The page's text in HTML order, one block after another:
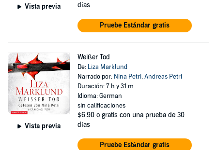
Vista previa
días
Pruebe Estándar gratis
Vista previa
Weißer Tod
De: Liza Marklund
Narrado por: Nina Petri,Andreas Petri
Duración: 7 h y 31 m
Idioma: German
sin calificaciones
$6.90 o gratis con una prueba de 30
días
Pruebe Estándar gratis